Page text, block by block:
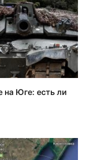
на Юге: есть ли